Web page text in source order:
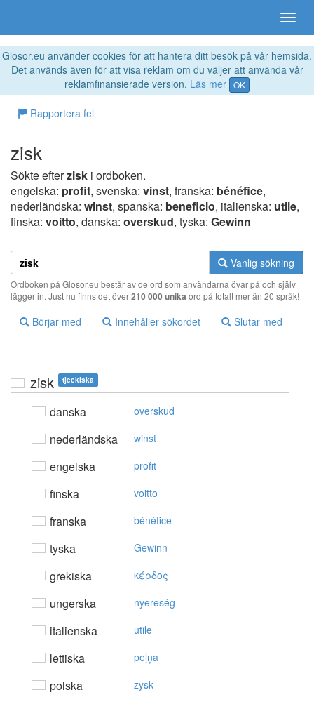
Glosor.eu använder cookies för att hantera ditt besök på vår hemsida.
Det används även för att visa reklam om du väljer att använda vår
reklamfinansierade version. Läs mer OK
Rapportera fel
zisk
Sökte efterzisk i ordboken.
engelska: profit, svenska: vinst, franska: bénéfice,
nederländska: winst, spanska: beneficio, italienska: utile,
finska: voitto, danska: overskud, tyska: Gewinn
Vanlig sökning
Ordboken på Glosor.eu består av de ord som användarna övar på och själv
lägger in. Just nu finns det över210 000 unika ord på totalt mer än 20 språk!
Börjar med Innehåller sökordet Slutar med
zisk tjeckiska
danska overskud
nederländska winst
engelska profit
finska voitto
franska bénéfice
tyska Gewinn
grekiska κέρδoς
ungerska nyereség
italienska utile
lettiska peļņa
polska zysk